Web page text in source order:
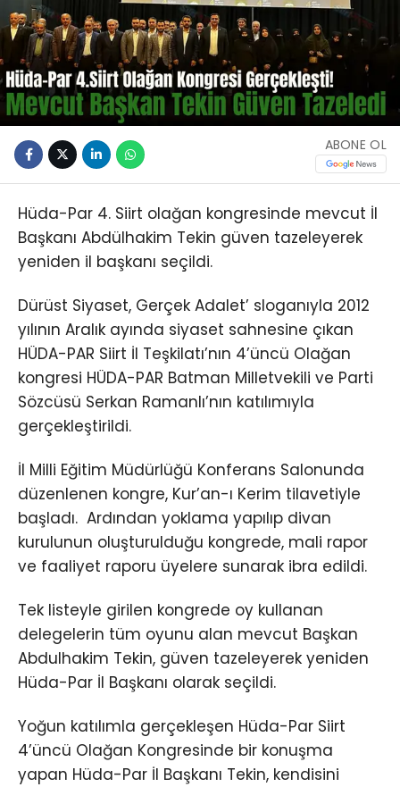
ABONE OL
Hüda-Par 4. Siirt olağan kongresinde mevcut İl
Başkanı Abdülhakim Tekin güven tazeleyerek
yeniden il başkanı seçildi.
Dürüst Siyaset, Gerçek Adalet’ sloganıyla 2012
yılının Aralık ayında siyaset sahnesine çıkan
HÜDA-PAR Siirt İl Teşkilatı’nın 4’üncü Olağan
kongresi HÜDA-PAR Batman Milletvekili ve Parti
Sözcüsü Serkan Ramanlı’nın katılımıyla
gerçekleştirildi.
İl Milli Eğitim Müdürlüğü Konferans Salonunda
düzenlenen kongre, Kur’an-ı Kerim tilavetiyle
başladı. Ardından yoklama yapılıp divan
kurulunun oluşturulduğu kongrede, mali rapor
ve faaliyet raporu üyelere sunarak ibra edildi.
Tek listeyle girilen kongrede oy kullanan
delegelerin tüm oyunu alan mevcut Başkan
Abdulhakim Tekin, güven tazeleyerek yeniden
Hüda-Par İl Başkanı olarak seçildi.
Yoğun katılımla gerçekleşen Hüda-Par Siirt
4’üncü Olağan Kongresinde bir konuşma
yapan Hüda-Par İl Başkanı Tekin, kendisini